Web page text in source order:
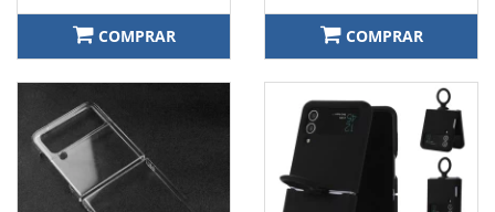
COMPRAR COMPRAR